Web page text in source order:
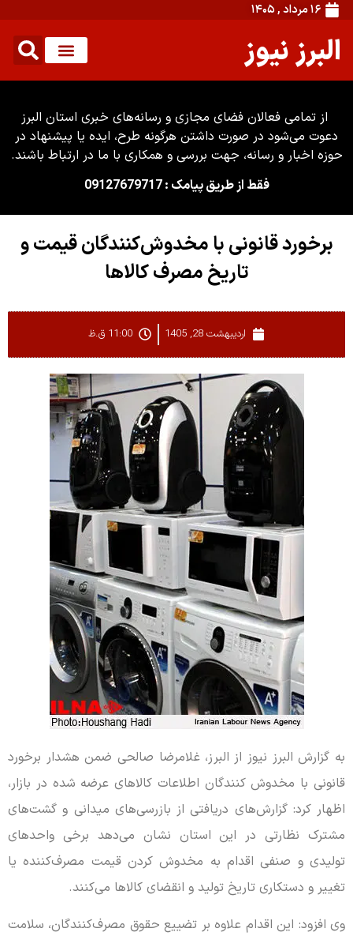
۱۶ مرداد , ۱۴۰۵
البرز نیوز
از تمامی فعالان فضای مجازی و رسانه‌های خبری استان البرز
دعوت می‌شود در صورت داشتن هرگونه طرح، ایده یا پیشنهاد در
حوزه اخبار و رسانه، جهت بررسی و همکاری با ما در ارتباط باشند.
فقط از طریق پیامک : 09127679717
برخورد قانونی با مخدوش‌کنندگان قیمت و
تاریخ مصرف کالاها
اردیبهشت 28, 1405 11:00 ق.ظ
به گزارش البرز نیوز از البرز، غلامرضا صالحی ضمن‌ هشدار برخورد
قانونی با مخدوش کنندگان اطلاعات کالاهای عرضه شده در بازار،
اظهار کرد: گزارش‌های دریافتی از بازرسی‌های میدانی و گشت‌های
مشترک نظارتی در این استان نشان می‌دهد برخی واحدهای
تولیدی و صنفی اقدام به مخدوش کردن قیمت مصرف‌کننده یا
تغییر و دستکاری تاریخ تولید و انقضای کالاها می‌کنند.
وی افزود: این اقدام علاوه بر تضییع حقوق مصرف‌کنندگان، سلامت